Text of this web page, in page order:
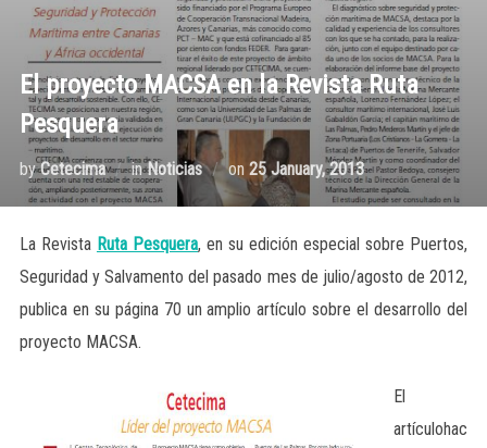
El proyecto MACSA en la Revista Ruta
Pesquera
byCetecima inNoticias on 25 January, 2013
La Revista Ruta Pesquera, en su edición especial sobre Puertos,
Seguridad y Salvamento del pasado mes de julio/agosto de 2012,
publica en su página 70 un amplio artículo sobre el desarrollo del
proyecto MACSA.
El
artículohac